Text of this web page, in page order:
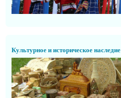
Культурное и историческое наследие